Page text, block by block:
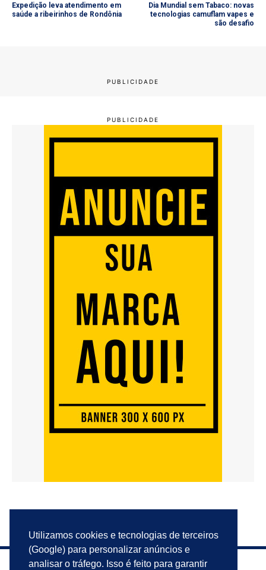
Utilizamos cookies e tecnologias de terceiros
(Google) para personalizar anúncios e
analisar o tráfego. Isso é feito para garantir
Expedição leva atendimento em
saúde a ribeirinhos de Rondônia
Dia Mundial sem Tabaco: novas
tecnologias camuflam vapes e
são desafio